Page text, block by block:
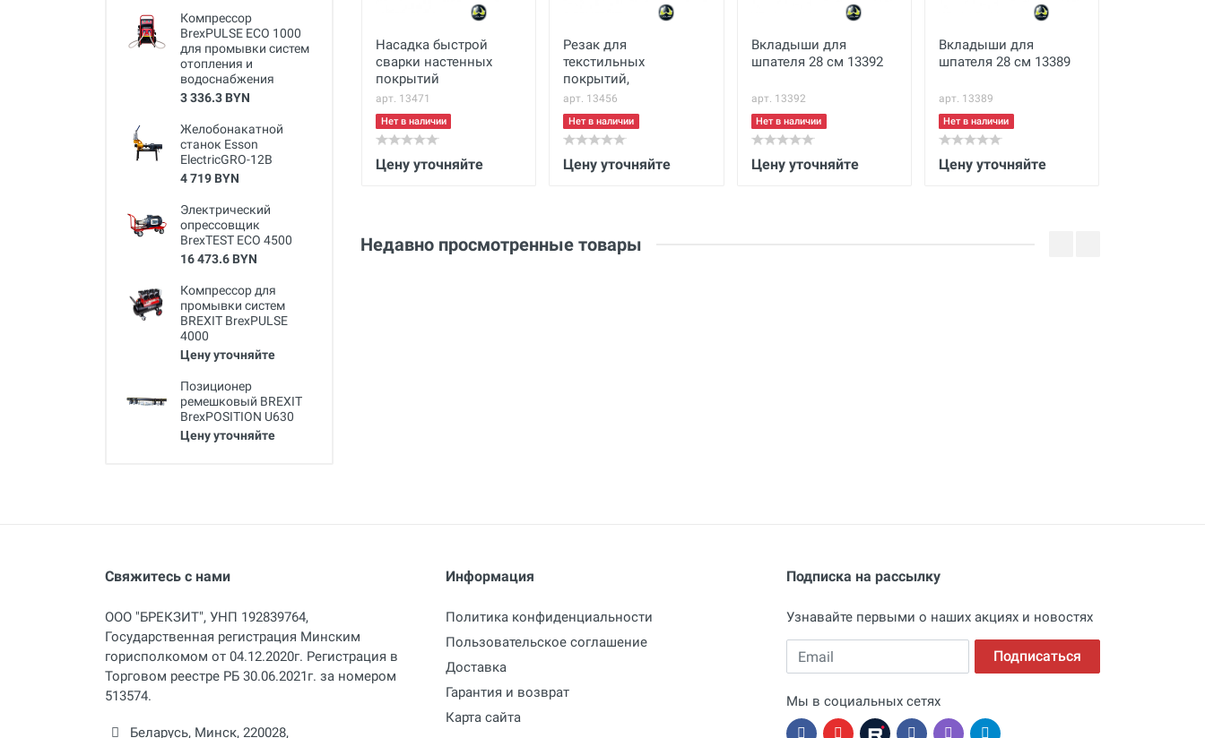
Компрессор
BrexPULSE ECO 1000
для промывки систем
отопления и
водоснабжения
3 336.3 BYN
Желобонакатной
станок Esson
ElectricGRO-12B
4 719 BYN
Электрический
опрессовщик
BrexTEST ECO 4500
16 473.6 BYN
Компрессор для
промывки систем
BREXIT BrexPULSE
4000
Цену уточняйте
Позиционер
ремешковый BREXIT
BrexPOSITION U630
Цену уточняйте
Вес брутто
Отправить отзыв
Насадка быстрой
сварки настенных
покрытий
арт. 13471
Нет в наличии
Цену уточняйте
Резак для
текстильных
покрытий,
универсальный
арт. 13456
Нет в наличии
Цену уточняйте
Вкладыши для
шпателя 28 см 13392
арт. 13392
Нет в наличии
Цену уточняйте
Вкладыши для
шпателя 28 см 13389
арт. 13389
Нет в наличии
Цену уточняйте
Недавно просмотренные товары
Свяжитесь с нами
ООО "БРЕКЗИТ", УНП 192839764,
Государственная регистрация Минским
горисполкомом от 04.12.2020г. Регистрация в
Торговом реестре РБ 30.06.2021г. за номером
513574.
Беларусь, Минск, 220028,
Информация
Политика конфиденциальности
Пользовательское соглашение
Доставка
Гарантия и возврат
Карта сайта
Подписка на рассылку
Узнавайте первыми о наших акциях и новостях
Email Подписаться
Мы в социальных сетях